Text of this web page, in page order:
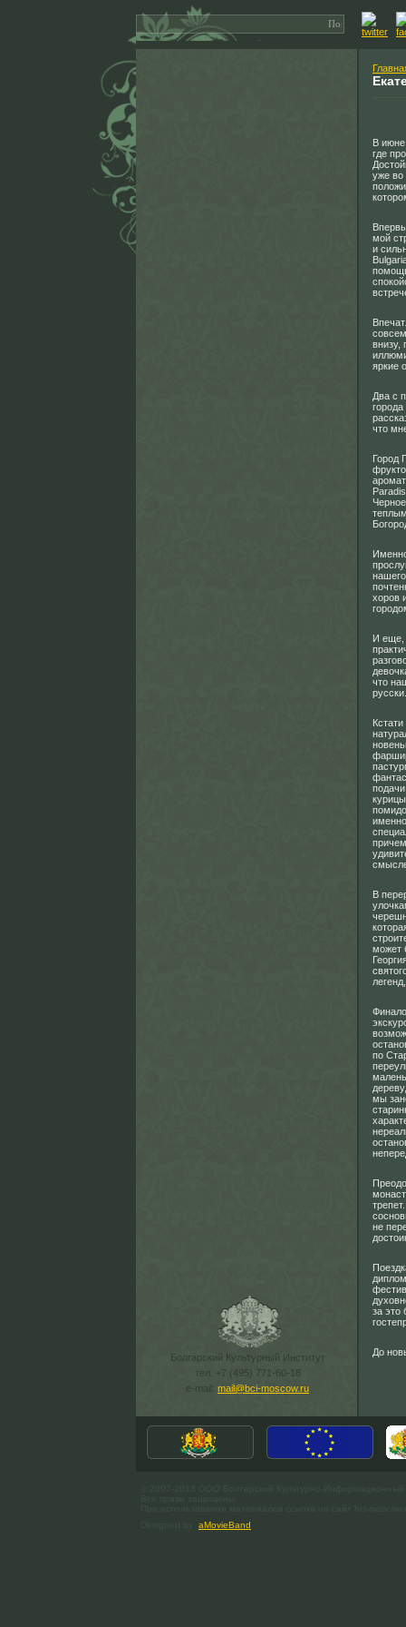
Болгарский Культурный Институт
тел. +7 (495) 771-60-18
e-mail: mail@bci-moscow.ru
В июне
где
уже во
мой
и
внизу,
яркие
Два с
что
Город
хоров
И еще,
что
русски.
В
может
по
мы
не
за это
До
aMovieBand